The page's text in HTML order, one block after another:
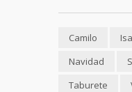
Camilo
Navidad
Taburete